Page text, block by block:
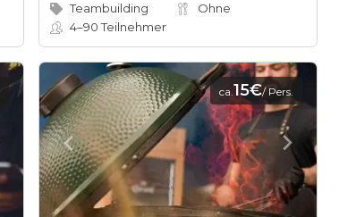
Teambuilding
Ohne
4–90Teilnehmer
ca.15€/ Pers.